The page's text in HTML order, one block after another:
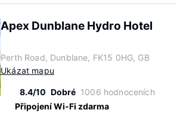
Apex Dunblane Hydro Hotel
Perth Road, Dunblane, FK15 0HG, GB
Ukázat mapu
8.4/10 Dobré 1006 hodnoceních
Připojení Wi-Fi zdarma